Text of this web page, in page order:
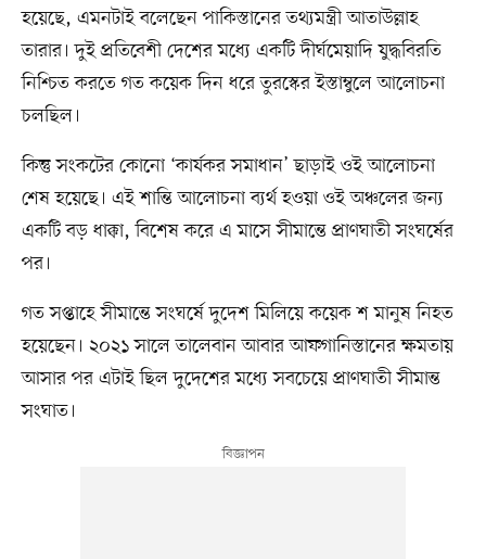
হয়েছে, এমনটাই বলেছেন পাকিস্তানের তথ্যমন্ত্রী আতাউল্লাহ
তারার। দুই প্রতিবেশী দেশের মধ্যে একটি দীর্ঘমেয়াদি যুদ্ধবিরতি
নিশ্চিত করতে গত কয়েক দিন ধরে তুরস্কের ইস্তাম্বুলে আলোচনা
চলছিল।
কিন্তু সংকটের কোনো ‘কার্যকর সমাধান’ ছাড়াই ওই আলোচনা
শেষ হয়েছে। এই শান্তি আলোচনা ব্যর্থ হওয়া ওই অঞ্চলের জন্য
একটি বড় ধাক্কা, বিশেষ করে এ মাসে সীমান্তে প্রাণঘাতী সংঘর্ষের
পর।
গত সপ্তাহে সীমান্তে সংঘর্ষে দুদেশ মিলিয়ে কয়েক শ মানুষ নিহত
হয়েছেন। ২০২১ সালে তালেবান আবার আফগানিস্তানের ক্ষমতায়
আসার পর এটাই ছিল দুদেশের মধ্যে সবচেয়ে প্রাণঘাতী সীমান্ত
সংঘাত।